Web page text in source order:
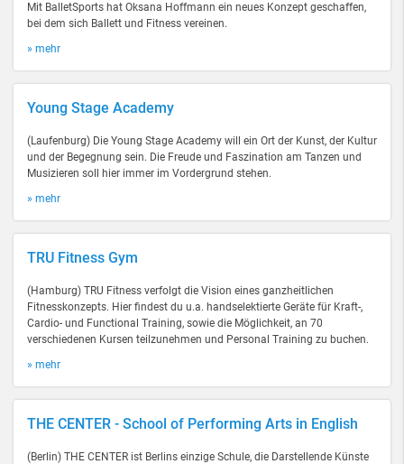
Mit BalletSports hat Oksana Hoffmann ein neues Konzept geschaffen,
bei dem sich Ballett und Fitness vereinen.
» mehr
Young Stage Academy
(Laufenburg) Die Young Stage Academy will ein Ort der Kunst, der Kultur
und der Begegnung sein. Die Freude und Faszination am Tanzen und
Musizieren soll hier immer im Vordergrund stehen.
» mehr
TRU Fitness Gym
(Hamburg) TRU Fitness verfolgt die Vision eines ganzheitlichen
Fitnesskonzepts. Hier findest du u.a. handselektierte Geräte für Kraft-,
Cardio- und Functional Training, sowie die Möglichkeit, an 70
verschiedenen Kursen teilzunehmen und Personal Training zu buchen.
» mehr
THE CENTER - School of Performing Arts in English
(Berlin) THE CENTER ist Berlins einzige Schule, die Darstellende Künste